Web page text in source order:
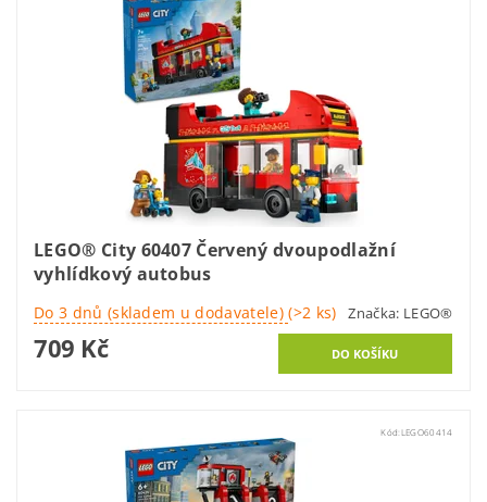
LEGO® City 60407 Červený dvoupodlažní
vyhlídkový autobus
Do 3 dnů (skladem u dodavatele)(>2 ks) Značka: LEGO®
709 Kč
Kód: LEGO60414